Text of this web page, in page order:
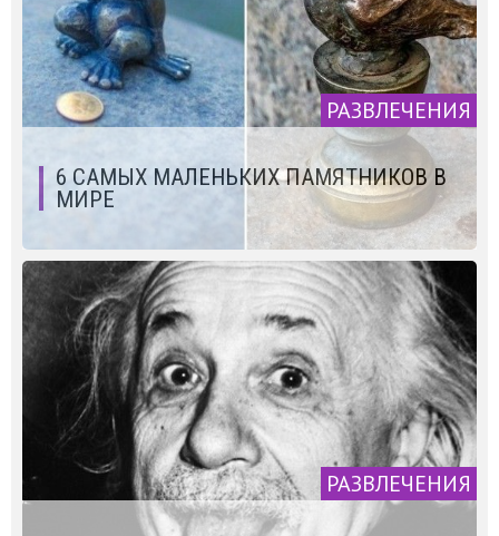
РАЗВЛЕЧЕНИЯ
6 САМЫХ МАЛЕНЬКИХ ПАМЯТНИКОВ В
МИРЕ
РАЗВЛЕЧЕНИЯ